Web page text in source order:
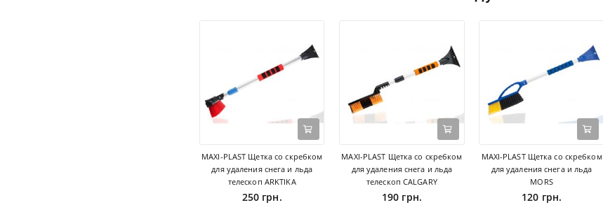
MAXI-PLAST Щетка со скребком
для удаления снега и льда
телескоп ARKTIKA
250 грн.
MAXI-PLAST Щетка со скребком
для удаления снега и льда
телескоп CALGARY
190 грн.
MAXI-PLAST Щетка со скребком
для удаления снега и льда
MORS
120 грн.